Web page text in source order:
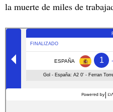
la muerte de miles de